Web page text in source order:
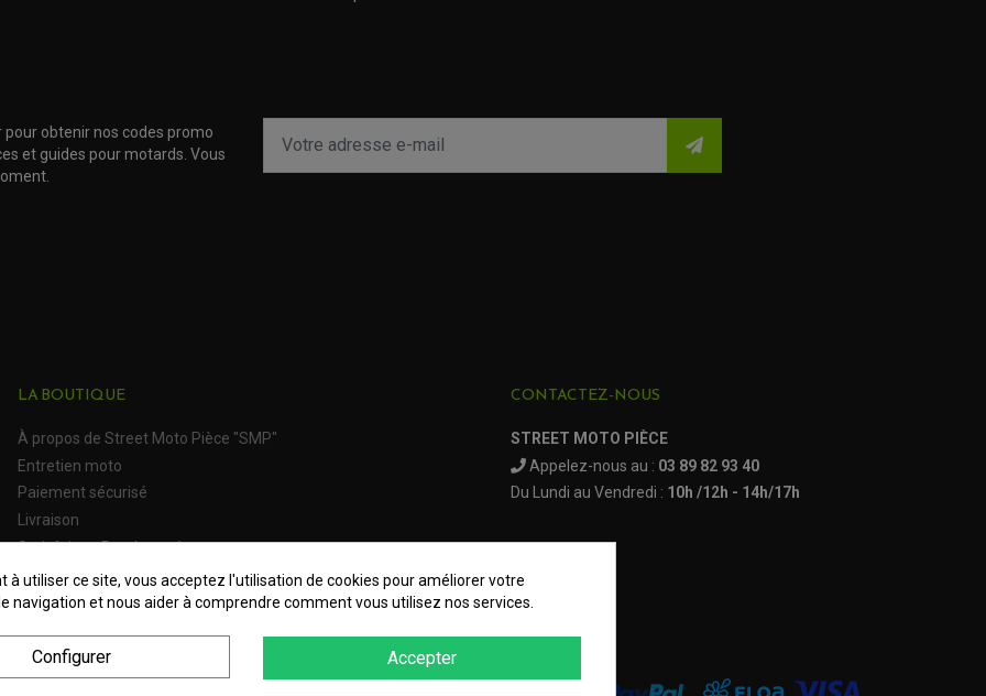
obtenir nos codes promo
et guides pour motards. Vous
LA BOUTIQUE
À propos de Street Moto Pièce "SMP"
Entretien moto
Paiement sécurisé
Livraison
Satisfait ou Remboursé
CONTACTEZ-NOUS
STREET MOTO PIÈCE
Appelez-nous au : 03 89 82 93 40
Du Lundi au Vendredi : 10h /12h - 14h/17h
à utiliser ce site, vous acceptez l'utilisation de cookies pour améliorer votre
navigation et nous aider à comprendre comment vous utilisez nos services.
Configurer Accepter